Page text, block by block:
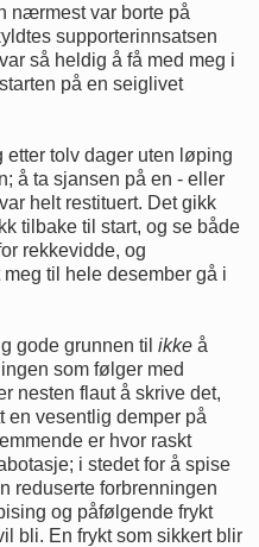
nærmest var borte på
supporterinnsatsen
så heldig å få med meg i
på en seiglivet
etter tolv dager uten løping
å ta sjansen på en - eller
helt restituert. Det gikk
tilbake til start, og se både
rekkevidde, og
til hele desember gå i
gode grunnen til ikke å
som følger med
nesten flaut å skrive det,
en vesentlig demper på
er hvor raskt
i stedet for å spise
reduserte forbrenningen
og påfølgende frykt
bli. En frykt som sikkert blir